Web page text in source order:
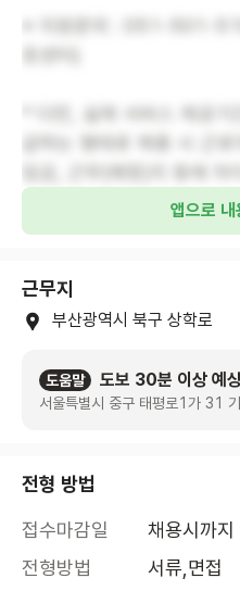
* 다만, 실제 서비스 제공기
앱으로 내
근무지
부산광역시 북구 상학로
도움말 도보 30분 이상 예
서울특별시 중구 태평로1가 31
전형 방법
접수마감일
채용시까지
전형방법
서류,면접